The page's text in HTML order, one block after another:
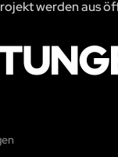
werden aus